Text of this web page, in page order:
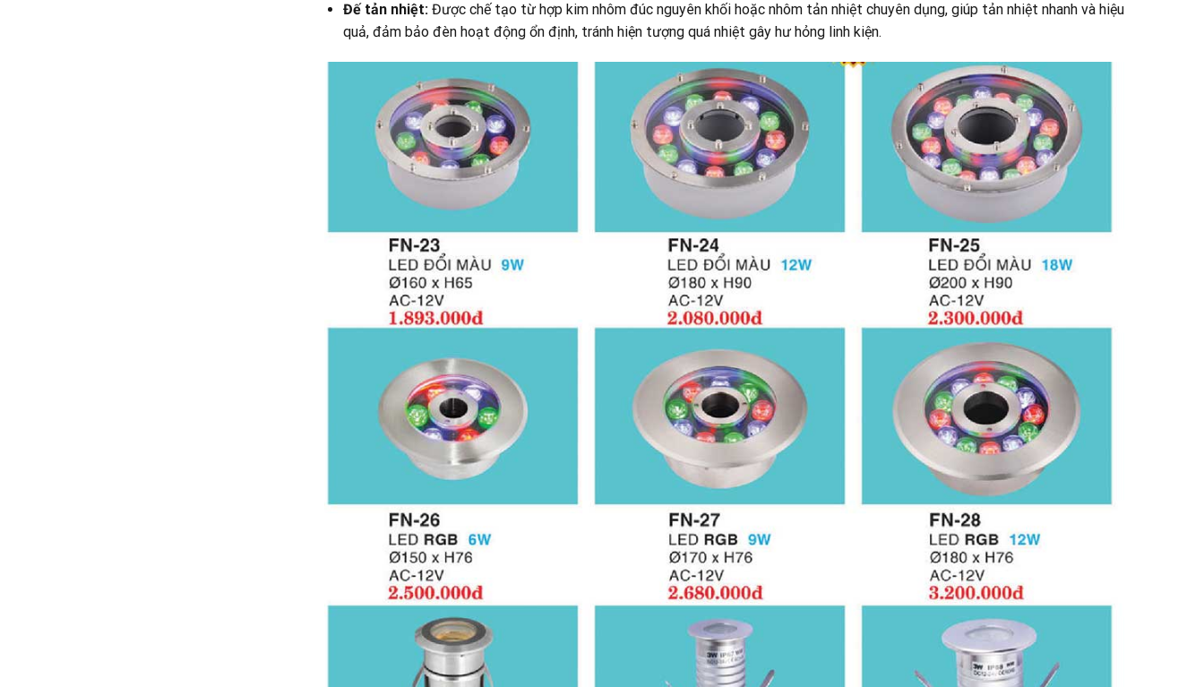
Đế tản nhiệt:Được chế tạo từ hợp kim nhôm đúc nguyên khối hoặc nhôm tản nhiệt chuyên dụng, giúp tản nhiệt nhanh và hiệu
quả, đảm bảo đèn hoạt động ổn định, tránh hiện tượng quá nhiệt gây hư hỏng linh kiện.